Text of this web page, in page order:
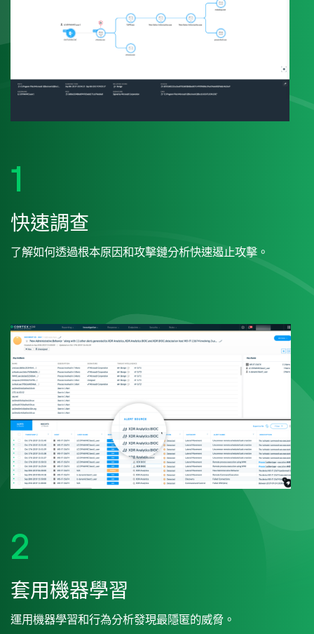
1
快速調查
了解如何透過根本原因和攻擊鏈分析快速遏止攻擊。
2
套用機器學習
運用機器學習和行為分析發現最隱匿的威脅。